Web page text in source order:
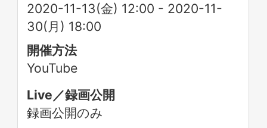
2020-11-13(金) 12:00 - 2020-11-
30(月) 18:00
開催方法
YouTube
Live／録画公開
録画公開のみ